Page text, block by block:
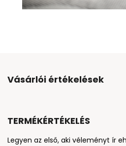
Vásárlói értékelések
TERMÉKÉRTÉKELÉS
Legyen az első, aki véleményt ír